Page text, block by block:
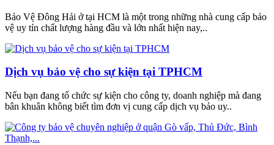
Bảo Vệ Đông Hải ở tại HCM là một trong những nhà cung cấp bảo
vệ uy tín chất lượng hàng đầu và lớn nhất hiện nay,..
Dịch vụ bảo vệ cho sự kiện tại TPHCM
Nếu bạn đang tổ chức sự kiện cho công ty, doanh nghiệp mà đang
bân khuân không biết tìm đơn vị cung cấp dịch vụ bảo uy..